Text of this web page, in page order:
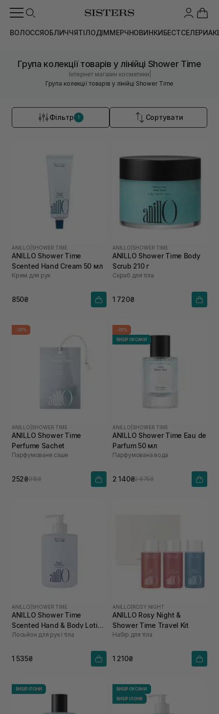
ВОЛОССЯОБЛИЧЧЯТІЛОДІММЕРЧНОВИНКИБЕСТСЕЛЕРИ
Група колекції товарів у лінійці Shower Time
Інтернет магазин косметики
Група колекції товарів у лінійці Shower Time
Фільтр 1 Сортувати
ANILLO SHOWER TIME
ANILLO Shower Time
Scented Hand Cream 50 мл
Крем для рук
850₴
ANILLO SHOWER TIME
ANILLO Shower Time Body
Scrub 210 г
Скраб для тіла
1 720₴
-20%
ANILLO SHOWER TIME
ANILLO Shower Time
Perfume Sachet
Парфумоване саше
252₴315₴
-20%
ВИБІР ОКСАНИ
ANILLO SHOWER TIME
ANILLO Shower Time Eau de
Parfum 50 мл
Парфумована вода
2 140₴2 675₴
ANILLO SHOWER TIME
ANILLO Shower Time
Scented Hand & Body Lotion
450 мл
Лосьйон для рук і тіла
1 535₴
ANILLO ROSY NIGHT
ANILLO Rosy Night &
Shower Time Travel Kit
Набір для тіла
1 210₴
ВИБІР ІЛОНИ
ВИБІР ОКСАНИ
ВИБІР ІЛОНИ